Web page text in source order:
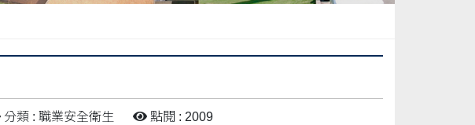
分類 : 職業安全衛生 點閱 : 2009